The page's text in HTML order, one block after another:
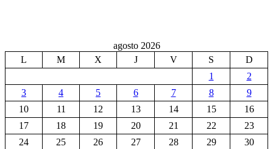
agosto 2026
L
M X J V S
D
1
2
3
4 5 6 7 8
9
10
11 12 13 14 15
16
17
18 19 20 21 22
23
24
25 26 27 28 29 30